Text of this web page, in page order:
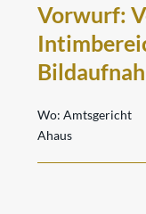
Vorwurf:
Wo: Amtsgericht
Ahaus